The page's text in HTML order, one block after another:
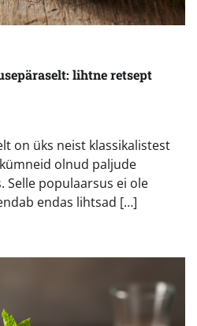
lihtne retsept
on üks neist klassikalistest
olnud paljude
Selle populaarsus ei ole
endas lihtsad […]